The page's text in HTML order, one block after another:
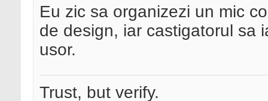
Eu zic sa organizezi un mic
de design, iar castigatorul sa
usor.
Trust, but verify.